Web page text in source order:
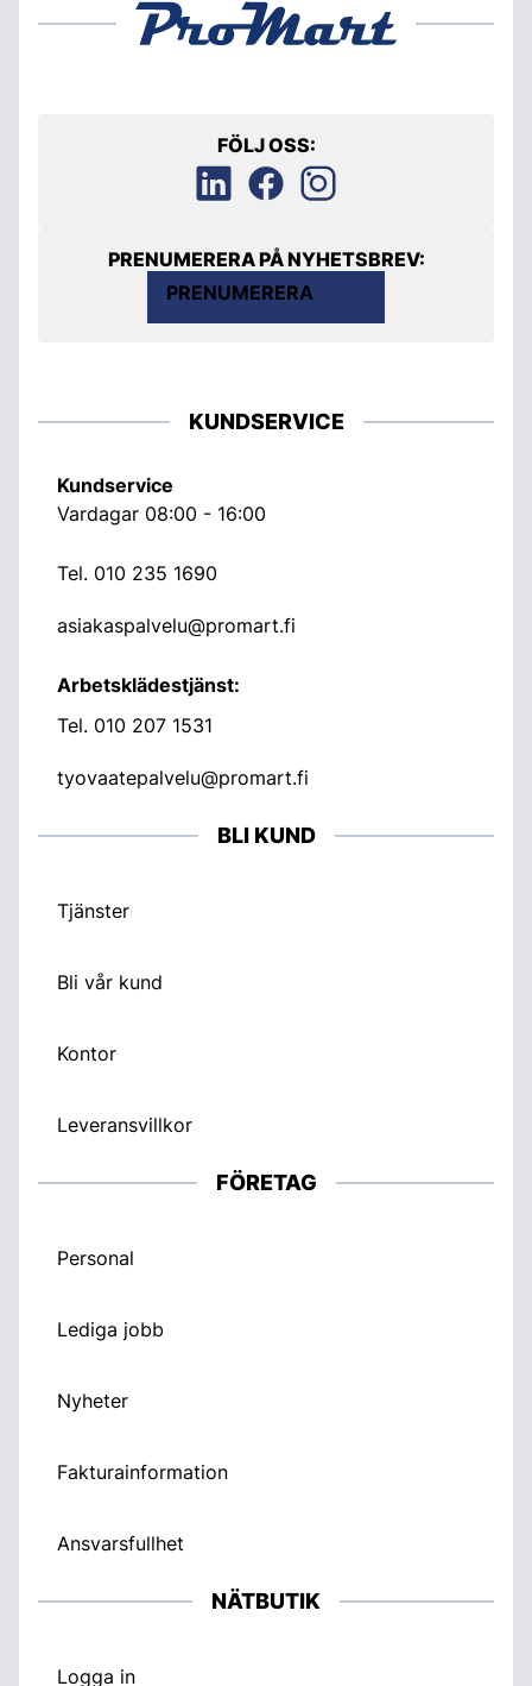
FÖLJ OSS:
PRENUMERERA PÅ NYHETSBREV:
PRENUMERERA
KUNDSERVICE
Kundservice
Vardagar 08:00 - 16:00
Tel. 010 235 1690
asiakaspalvelu@promart.fi
Arbetsklädestjänst:
Tel. 010 207 1531
tyovaatepalvelu@promart.fi
BLI KUND
Tjänster
Bli vår kund
Kontor
Leveransvillkor
FÖRETAG
Personal
Lediga jobb
Nyheter
Fakturainformation
Ansvarsfullhet
NÄTBUTIK
Logga in